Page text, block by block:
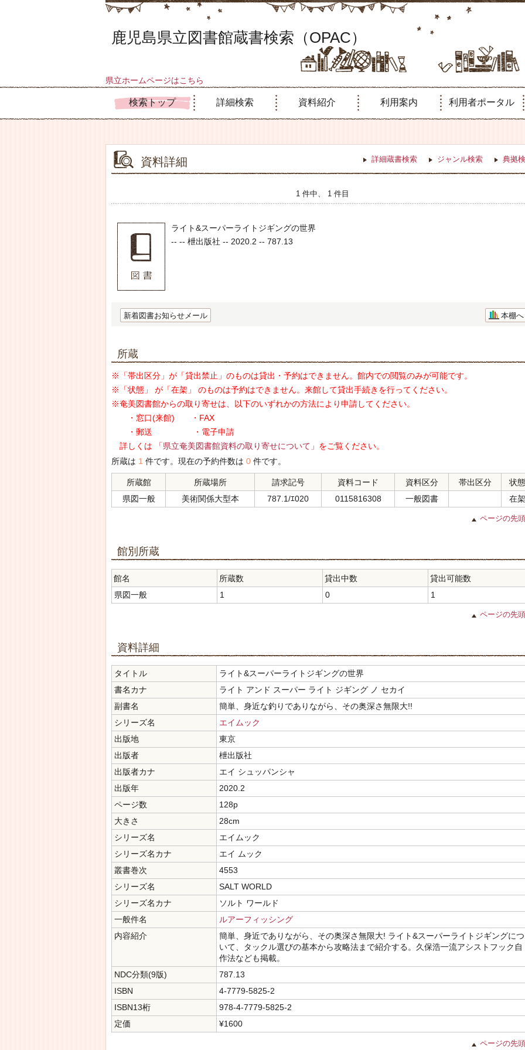
鹿児島県立図書館蔵書検索（OPAC）
県立ホームページはこちら
検索トップ 詳細検索 資料紹介 利用案内 利用者ポータル
資料詳細 詳細蔵書検索 ジャンル検索 典拠
1 件中、 1 件目
ライト&スーパーライトジギングの世界
-- -- 枻出版社 -- 2020.2 -- 787.13
新着図書お知らせメール 本棚へ
所蔵
※「帯出区分」が「貸出禁止」のものは貸出・予約はできません。館内での閲覧のみが可能です。
※「状態」 が「在架」 のものは予約はできません。来館して貸出手続きを行ってください。
※奄美図書館からの取り寄せは、以下のいずれかの方法により申請してください。
・窓口(来館) ・FAX
・郵送 ・電子申請
詳しくは
「県立奄美図書館資料の取り寄せについて」 をご覧ください。
所蔵は 1 件です。現在の予約件数は 0 件です。
所蔵館 所蔵場所 請求記号 資料コード 資料区分 帯出区分
状態
県図一般
美術関係大型本 787.1/ｴ020 0115816308 一般図書 在架
ページの先
館別所蔵
館名 所蔵数 貸出中数
貸出可能数
県図一般
1 0 1
ページの先
資料詳細
タイトル
ライト&スーパーライトジギングの世界
書名カナ
ライト アンド スーパー ライト ジギング ノ セカイ
副書名
簡単、身近な釣りでありながら、その奥深さ無限大!!
シリーズ名
エイムック
出版地
東京
出版者
枻出版社
出版者カナ
エイ シュッパンシャ
出版年
2020.2
ページ数
128p
大きさ
28cm
シリーズ名
エイムック
シリーズ名カナ
エイ ムック
叢書巻次
4553
シリーズ名
SALT WORLD
シリーズ名カナ
ソルト ワールド
一般件名
ルアーフィッシング
内容紹介
簡単、身近でありながら、その奥深さ無限大! ライト&スーパーライトジギングにつ
いて、タックル選びの基本から攻略法まで紹介する。久保浩一流アシストフック自
作法なども掲載。
NDC分類(9版)
787.13
ISBN
4-7779-5825-2
ISBN13桁
978-4-7779-5825-2
定価
¥1600
ページの先